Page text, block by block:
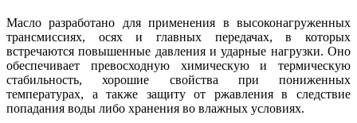
Масло разработано для применения в высоконагруженных
трансмиссиях, осях и главных передачах, в которых
встречаются повышенные давления и ударные нагрузки. Оно
обеспечивает превосходную химическую и термическую
стабильность, хорошие свойства при пониженных
температурах, а также защиту от ржавления в следствие
попадания воды либо хранения во влажных условиях.